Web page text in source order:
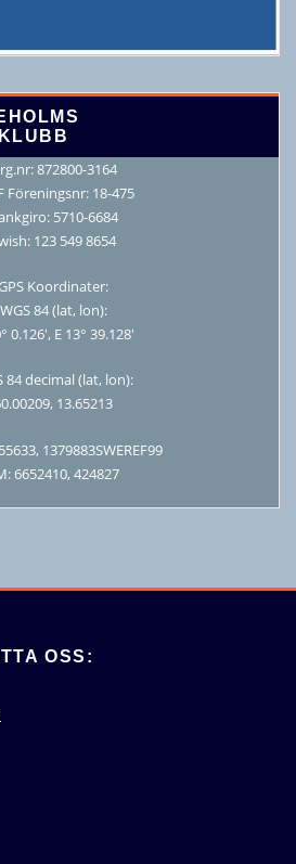
872800-3164
Föreningsnr: 18-475
5710-6684
123 549 8654
GPS Koordinater:
WGS 84 (lat, lon):
0.126′, E 13° 39.128′
84 decimal (lat, lon):
13.65213
1379883SWEREF99
6652410, 424827
OSS: